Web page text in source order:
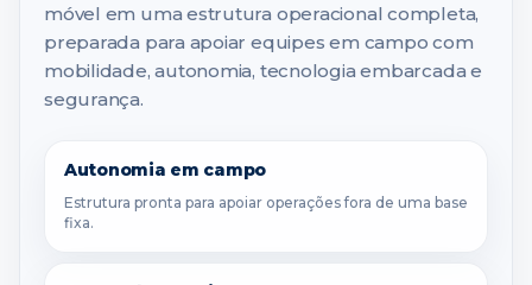
móvel em uma estrutura operacional completa,
preparada para apoiar equipes em campo com
mobilidade, autonomia, tecnologia embarcada e
segurança.
Autonomia em campo
Estrutura pronta para apoiar operações fora de uma base
fixa.